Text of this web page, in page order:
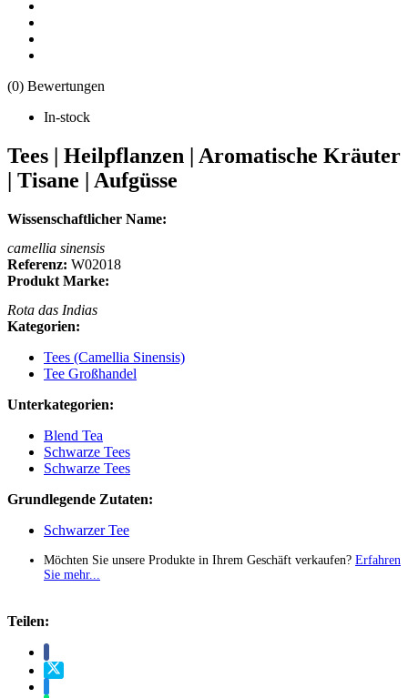
(0) Bewertungen
In-stock
Tees | Heilpflanzen | Aromatische Kräuter
| Tisane | Aufgüsse
Wissenschaftlicher Name:
camellia sinensis
Referenz: W02018
Produkt Marke:
Rota das Indias
Kategorien:
Tees (Camellia Sinensis)
Tee Großhandel
Unterkategorien:
Blend Tea
Schwarze Tees
Schwarze Tees
Grundlegende Zutaten:
Schwarzer Tee
Möchten Sie unsere Produkte in Ihrem Geschäft verkaufen? Erfahren
Sie mehr...
Teilen: